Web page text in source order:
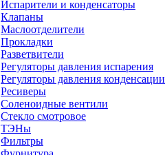
Испарители и конденсаторы
Клапаны
Маслоотделители
Прокладки
Разветвители
Регуляторы давления испарения
Регуляторы давления конденсации
Ресиверы
Соленоидные вентили
Стекло смотровое
ТЭНы
Фильтры